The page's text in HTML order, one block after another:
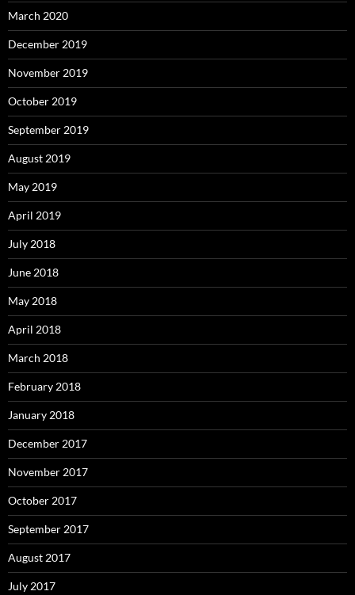
March 2020
December 2019
November 2019
October 2019
September 2019
August 2019
May 2019
April 2019
July 2018
June 2018
May 2018
April 2018
March 2018
February 2018
January 2018
December 2017
November 2017
October 2017
September 2017
August 2017
July 2017